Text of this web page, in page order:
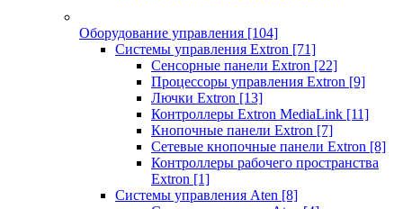
Оборудование управления [104]
Системы управления Extron [71]
Сенсорные панели Extron [22]
Процессоры управления Extron [9]
Лючки Extron [13]
Контроллеры Extron MediaLink [11]
Кнопочные панели Extron [7]
Сетевые кнопочные панели Extron [8]
Контроллеры рабочего пространства
Extron [1]
Системы управления Aten [8]